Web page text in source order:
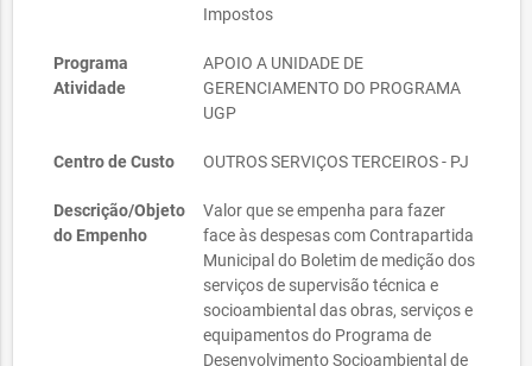
Impostos
Programa
Atividade
APOIO A UNIDADE DE
GERENCIAMENTO DO PROGRAMA
UGP
Centro de Custo OUTROS SERVIÇOS TERCEIROS - PJ
Descrição/Objeto
do Empenho
Valor que se empenha para fazer
face às despesas com Contrapartida
Municipal do Boletim de medição dos
serviços de supervisão técnica e
socioambiental das obras, serviços e
equipamentos do Programa de
Desenvolvimento Socioambiental de